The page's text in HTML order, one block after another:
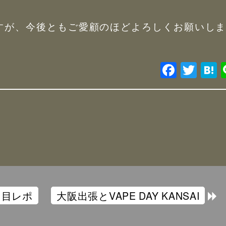
が、今後ともご愛顧のほどよろしくお願いしま
レポ 大阪出張とVAPE DAY KANSAI